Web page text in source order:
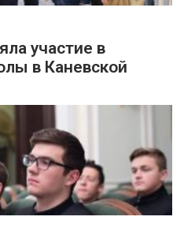
участие в
в Каневской